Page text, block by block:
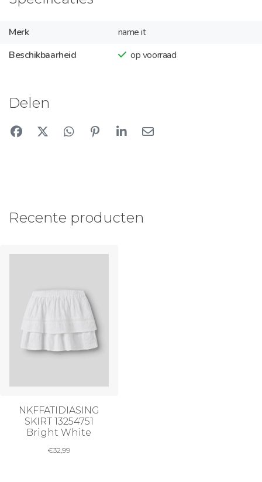
Merk
name it
Beschikbaarheid
op voorraad
Delen
Recente producten
NKFFATIDIASING
SKIRT 13254751
Bright White
€32,99